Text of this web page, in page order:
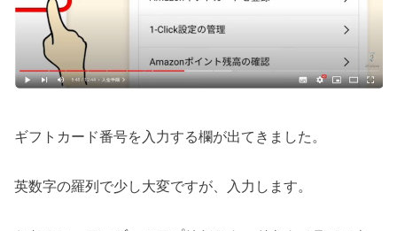
ギフトカード番号を入力する欄が出てきました。
英数字の羅列で少し大変ですが、入力します。